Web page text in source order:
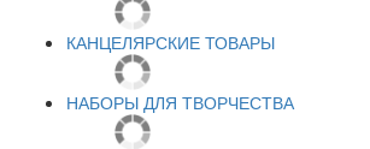
КАНЦЕЛЯРСКИЕ ТОВАРЫ
НАБОРЫ ДЛЯ ТВОРЧЕСТВА